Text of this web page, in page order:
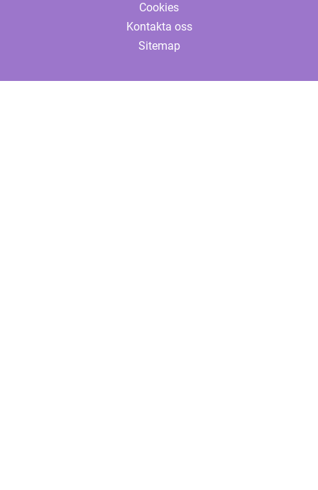
Cookies
Kontakta oss
Sitemap